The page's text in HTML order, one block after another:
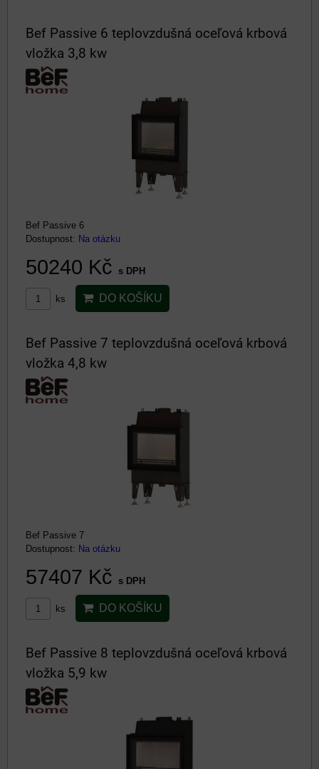
Bef Passive 6 teplovzdušná oceľová krbová
vložka 3,8 kw
Bef Passive 6
Dostupnost: Na otázku
50240 Kč s DPH
ks DO KOŠÍKU
Bef Passive 7 teplovzdušná oceľová krbová
vložka 4,8 kw
Bef Passive 7
Dostupnost: Na otázku
57407 Kč s DPH
ks DO KOŠÍKU
Bef Passive 8 teplovzdušná oceľová krbová
vložka 5,9 kw